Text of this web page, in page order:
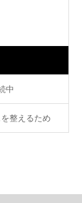
中
整えるため